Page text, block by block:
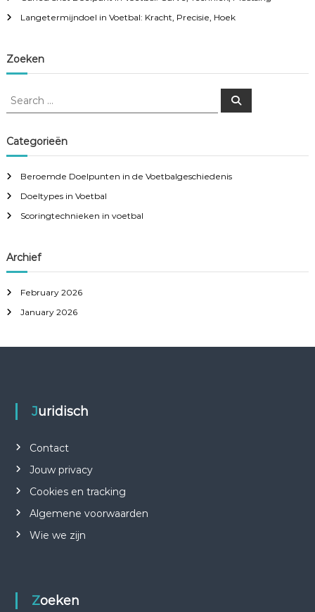
Langetermijndoel in Voetbal: Kracht, Precisie, Hoek
Zoeken
S
r
c
f
o
r
S
Categorieën
Beroemde Doelpunten in de Voetbalgeschiedenis
Doeltypes in Voetbal
Scoringtechnieken in voetbal
Archief
February 2026
January 2026
Juridisch
Contact
Jouw privacy
Cookies en tracking
Algemene voorwaarden
Wie we zijn
Zoeken